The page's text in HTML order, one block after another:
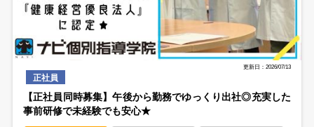
更新日：2026/07/13
正社員
【正社員同時募集】午後から勤務でゆっくり出社◎充実した
事前研修で未経験でも安心★